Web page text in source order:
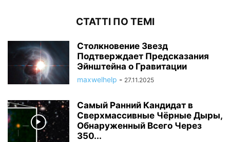
СТАТТІ ПО ТЕМІ
Столкновение Звезд
Подтверждает Предсказания
Эйнштейна о Гравитации
maxwelhelp - 27.11.2025
Самый Ранний Кандидат в
Сверхмассивные Чёрные Дыры,
Обнаруженный Всего Через
350...